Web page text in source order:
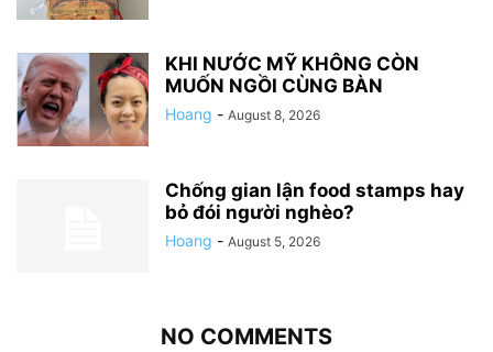
KHI NƯỚC MỸ KHÔNG CÒN
MUỐN NGỒI CÙNG BÀN
Hoang - August 8, 2026
Chống gian lận food stamps hay
bỏ đói người nghèo?
Hoang - August 5, 2026
NO COMMENTS